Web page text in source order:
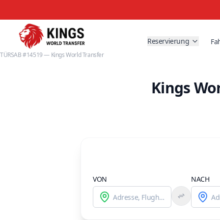
TÜRSAB #14519 — Kings World Transfer
Reservierung
Kings
VON NACH